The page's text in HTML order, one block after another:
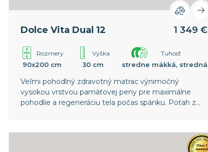
Dolce Vita Dual 12 1 349 €
Rozmery
90x200 cm
Výška
30 cm
Tuhosť
stredne mäkká, stredná
Veľmi pohodlný zdravotný matrac výnimočný
vysokou vrstvou pamäťovej peny pre maximálne
pohodlie a regeneráciu tela počas spánku. Poťah z